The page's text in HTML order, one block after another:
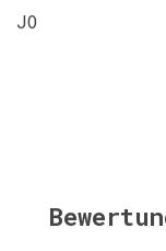
JO